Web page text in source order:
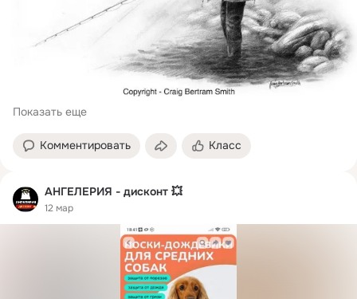
Показать еще
Комментировать Класс
АНГЕЛЕРИЯ - дисконт 💥
12 мар